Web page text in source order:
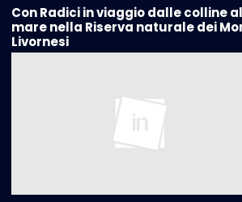
Con Radici in viaggio dalle colline al
mare nella Riserva naturale dei
Livornesi